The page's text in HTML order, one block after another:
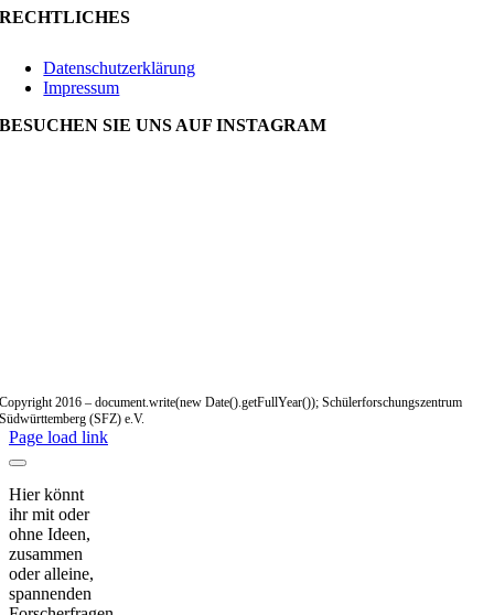
RECHTLICHES
Datenschutzerklärung
Impressum
BESUCHEN SIE UNS AUF INSTAGRAM
Copyright 2016 – document.write(new Date().getFullYear()); Schülerforschungszentrum
Südwürttemberg (SFZ) e.V.
Page load link
Hier könnt
ihr mit oder
ohne Ideen,
zusammen
oder alleine,
spannenden